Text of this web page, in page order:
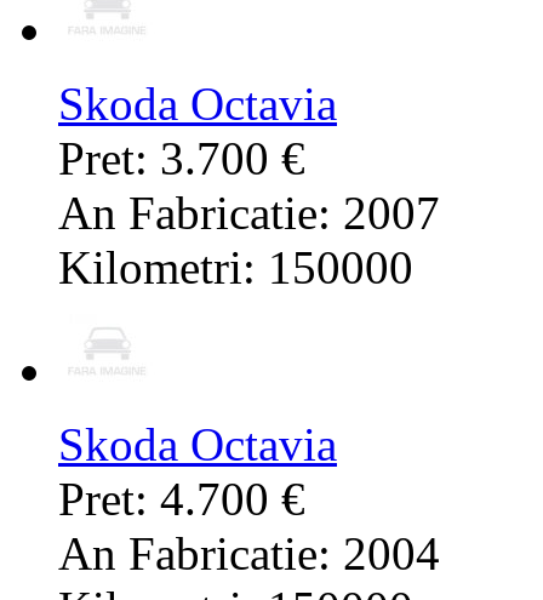
Skoda Octavia
Pret: 3.700 €
An Fabricatie: 2007
Kilometri: 150000
Skoda Octavia
Pret: 4.700 €
An Fabricatie: 2004